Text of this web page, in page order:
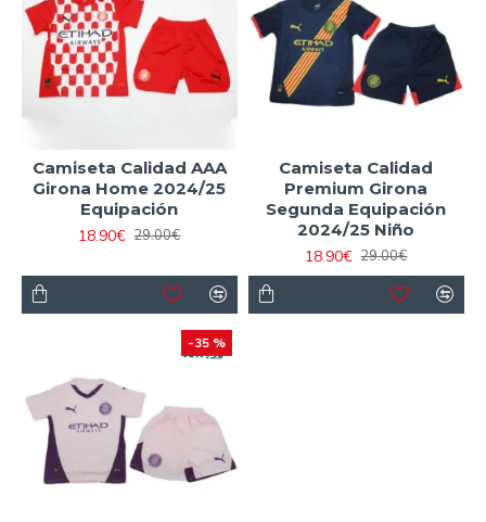
Camiseta Calidad AAA
Girona Home 2024/25
Equipación
18.90€ 29.00€
Camiseta Calidad
Premium Girona
Segunda Equipación
2024/25 Niño
18.90€ 29.00€
-35 %